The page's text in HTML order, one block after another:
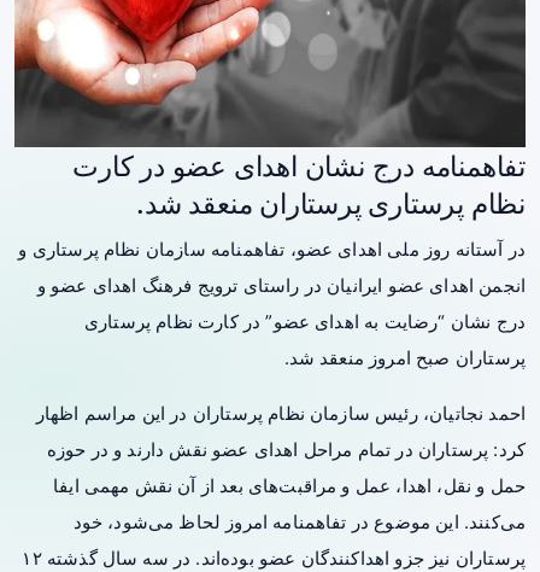
تفاهمنامه درج نشان اهدای عضو در کارت
نظام پرستاری پرستاران منعقد شد.
در آستانه روز ملی اهدای عضو، تفاهمنامه سازمان نظام پرستاری و
انجمن اهدای عضو ایرانیان در راستای ترویج فرهنگ اهدای عضو و
درج نشان “رضایت به اهدای عضو” در کارت نظام پرستاری
پرستاران صبح امروز منعقد شد.
احمد نجاتیان، رئیس سازمان نظام پرستاران در این مراسم اظهار
کرد: پرستاران در تمام مراحل اهدای عضو نقش دارند و در حوزه
حمل و نقل، اهدا، عمل و مراقبت‌های بعد از آن نقش مهمی ایفا
می‌کنند. این موضوع در تفاهمنامه امروز لحاظ می‌شود، خود
پرستاران نیز جزو اهداکنندگان عضو بوده‌اند. در سه سال گذشته ۱۲